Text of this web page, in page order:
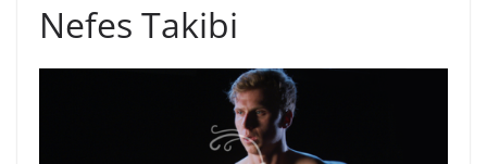
Nefes Takibi